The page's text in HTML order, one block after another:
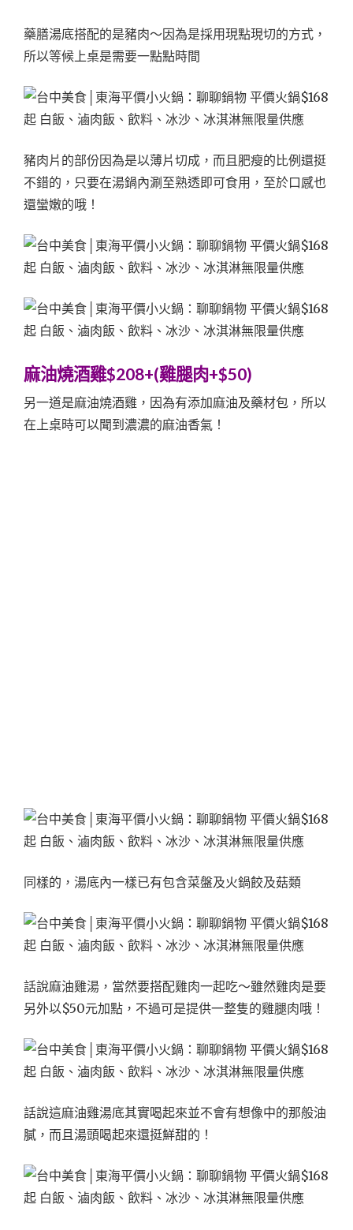
藥膳湯底搭配的是豬肉～因為是採用現點現切的方式，
所以等候上桌是需要一點點時間
豬肉片的部份因為是以薄片切成，而且肥瘦的比例還挺
不錯的，只要在湯鍋內涮至熟透即可食用，至於口感也
還蠻嫩的哦！
麻油燒酒雞$208+(雞腿肉+$50)
另一道是麻油燒酒雞，因為有添加麻油及藥材包，所以
在上桌時可以聞到濃濃的麻油香氣！
同樣的，湯底內一樣已有包含菜盤及火鍋餃及菇類
話說麻油雞湯，當然要搭配雞肉一起吃～雖然雞肉是要
另外以$50元加點，不過可是提供一整隻的雞腿肉哦！
話說這麻油雞湯底其實喝起來並不會有想像中的那般油
膩，而且湯頭喝起來還挺鮮甜的！